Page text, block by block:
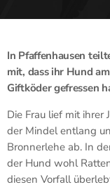
In Pfaffenhausen
mit, dass ihr Hund
Giftköder gefressen
Die Frau lief mit ihrer
der Mindel entlang
Bronnerlehe ab. In
der Hund wohl
diesen Vorfall